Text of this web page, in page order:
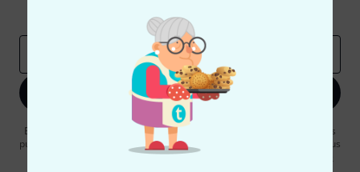
Articles inspirants
Deals
S'inscrire maintenant
En cliquant sur "S'inscrire maintenant", vous acceptez de recevoir des
publicités par e-mail. La désinscription est possible à tout moment. Vous
pouvez trouver plus d'informations à ce sujet dans notre